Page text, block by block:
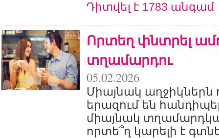
Դիտվել է 1783 անգամ
Որտեղ փնտրել
տղամարդու
05.02.2026
Միայնակ աղջիկներն
երազում են
միայնակ
որտե՞ղ կարելի է